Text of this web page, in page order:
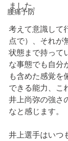
腰痛予防
ました。
考えて意識して
点で）、それが
状態まで持って
な事態でも自分
も含めた感覚を
できる能力、こ
井上尚弥の強さ
なと感じます。
井上選手はいつ